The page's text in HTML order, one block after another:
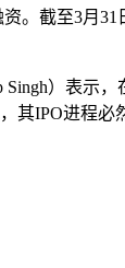
截至3月31
）表示
其IPO进程必